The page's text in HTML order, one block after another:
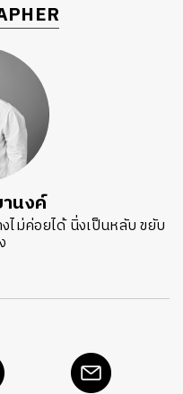
นงค์​
ไม่ค่อยได้ นิ่งเป็นหลับ ขยับ